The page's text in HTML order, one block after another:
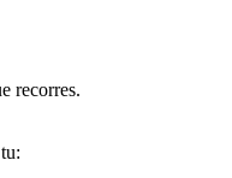
recorres.